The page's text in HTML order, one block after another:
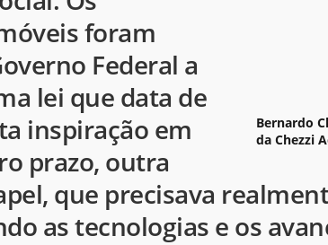
Bernardo
da Chezzi
foram
Federal a
lei que data de
inspiração em
prazo, outra
que precisava
as tecnologias e os